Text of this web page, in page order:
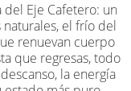
Eje Cafetero: un
el frío del
renuevan cuerpo
que regresas, todo
la energía